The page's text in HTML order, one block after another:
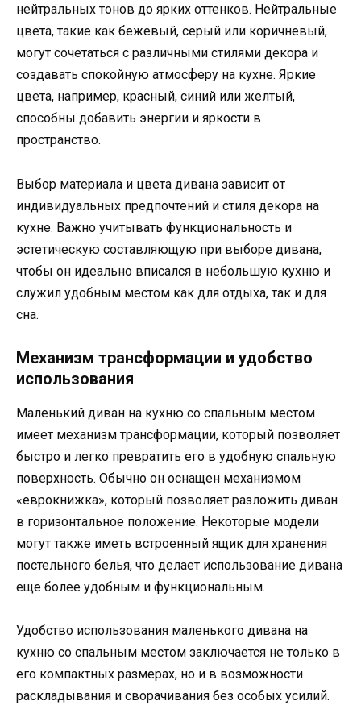
нейтральных тонов до ярких оттенков. Нейтральные
цвета, такие как бежевый, серый или коричневый,
могут сочетаться с различными стилями декора и
создавать спокойную атмосферу на кухне. Яркие
цвета, например, красный, синий или желтый,
способны добавить энергии и яркости в
пространство.
Выбор материала и цвета дивана зависит от
индивидуальных предпочтений и стиля декора на
кухне. Важно учитывать функциональность и
эстетическую составляющую при выборе дивана,
чтобы он идеально вписался в небольшую кухню и
служил удобным местом как для отдыха, так и для
сна.
Механизм трансформации и удобство
использования
Маленький диван на кухню со спальным местом
имеет механизм трансформации, который позволяет
быстро и легко превратить его в удобную спальную
поверхность. Обычно он оснащен механизмом
«еврокнижка», который позволяет разложить диван
в горизонтальное положение. Некоторые модели
могут также иметь встроенный ящик для хранения
постельного белья, что делает использование дивана
еще более удобным и функциональным.
Удобство использования маленького дивана на
кухню со спальным местом заключается не только в
его компактных размерах, но и в возможности
раскладывания и сворачивания без особых усилий.